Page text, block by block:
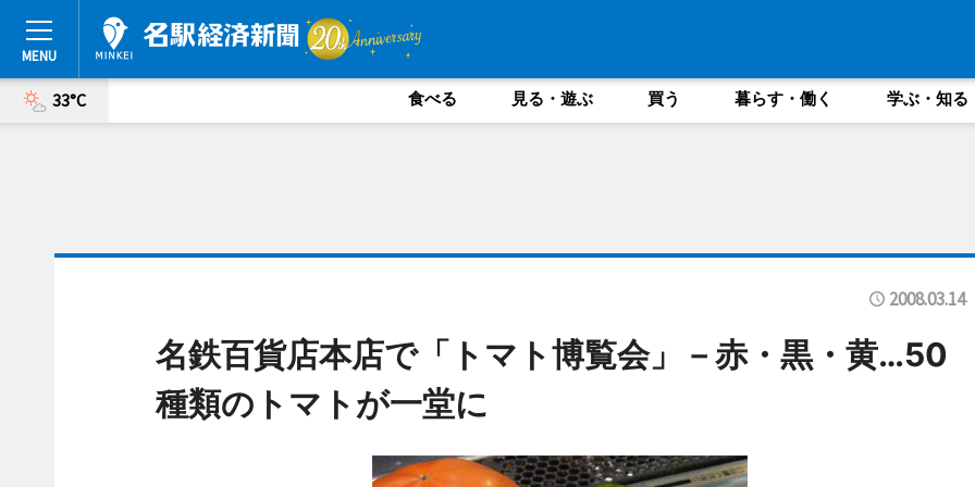
33°C 食べる 見る・遊ぶ 買う 暮らす・働く 学ぶ・知る
2008.03.14
名鉄百貨店本店で「トマト博覧会」－赤・黒・黄…50
種類のトマトが一堂に